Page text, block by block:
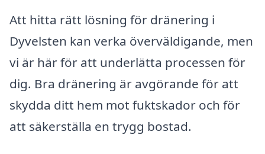
Att hitta rätt lösning för dränering i
Dyvelsten kan verka överväldigande, men
vi är här för att underlätta processen för
dig. Bra dränering är avgörande för att
skydda ditt hem mot fuktskador och för
att säkerställa en trygg bostad.